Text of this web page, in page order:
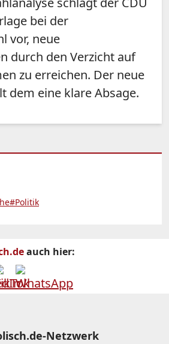
bei der
vor, neue
durch den Verzicht auf
zu erreichen. Der neue
dem eine klare Absage.
#Politik
auch hier:
Netzwerk